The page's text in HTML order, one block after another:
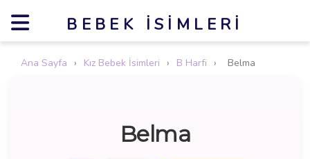
BEBEK İSIMLERI
Ana Sayfa › Kız Bebek İsimleri › B Harfi › Belma
Belma